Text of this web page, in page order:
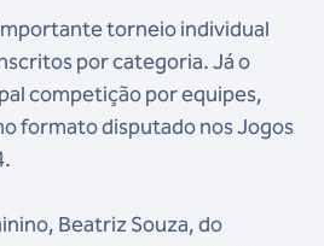
torneio individual
por categoria. Já o
competição por equipes,
formato disputado nos Jogos
Beatriz Souza, do